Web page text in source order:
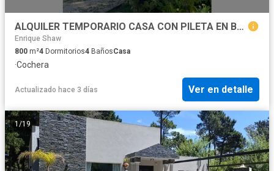
ALQUILER TEMPORARIO CASA CON PILETA EN BARRIO NAYADES PINAMAR
Enrique Shaw
800 m²4 Dormitorios4 BañosCasa
·Cochera
Actualizado hace 3 días Ver en detalle
1 /19